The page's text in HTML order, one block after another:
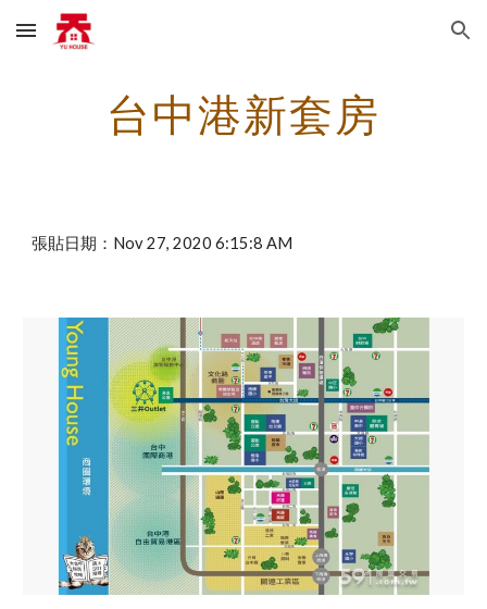
Skip to main content Skip to navigation
台中港新套房
張貼日期：Nov 27, 2020 6:15:8 AM